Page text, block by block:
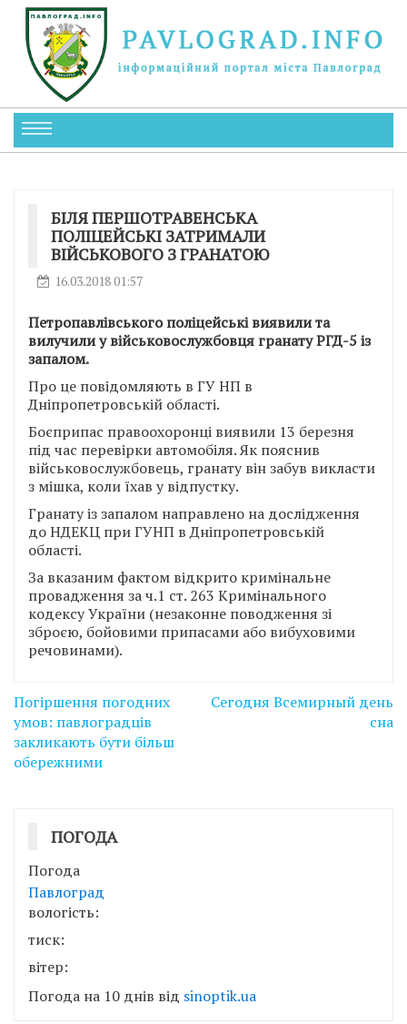
БІЛЯ ПЕРШОТРАВЕНСЬКА
ПОЛІЦЕЙСЬКІ ЗАТРИМАЛИ
ВІЙСЬКОВОГО З ГРАНАТОЮ
16.03.2018 01:57
Петропавлівськогополіцейськівиявили та
вилучили у військовослужбовця гранату РГД-5 із
запалом.
Про це повідомляють в ГУ НП в
Дніпропетровській області.
Боєприпас правоохоронці виявили 13 березня
під час перевірки автомобіля. Як пояснив
військовослужбовець, гранату він забув викласти
з мішка, коли їхав у відпустку.
Гранату із запалом направлено на дослідження
до НДЕКЦ при ГУНП в Дніпропетровській
області.
За вказаним фактом відкрито кримінальне
провадження за ч.1 ст. 263 Кримінального
кодексу України (незаконне поводження зі
зброєю, бойовими припасами або вибуховими
речовинами).
Навігація
записів
Погіршення погодних
умов: павлоградців
закликають бути більш
обережними
Сегодня Всемирный день
сна
ПОГОДА
Погода
Павлоград
вологість:
тиск:
вітер:
Погода на 10 днів від sinoptik.ua